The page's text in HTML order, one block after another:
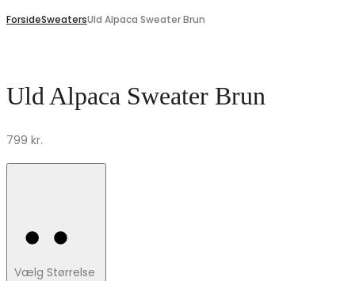
ForsideSweatersUld Alpaca Sweater Brun
Uld Alpaca Sweater Brun
799 kr.
Vælg Størrelse